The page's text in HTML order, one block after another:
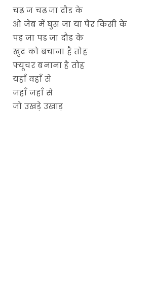
चढ़ ज चढ़ जा दौड के
ओ जेब में घुस जा या पैर किसी के
पड़ जा पड जा दौड के
खुद को बचाना है तोह
फ्यूचर बनाना है तोह
यहाँ वहाँ से
जहाँ जहाँ से
जो उखड़े उखाड़